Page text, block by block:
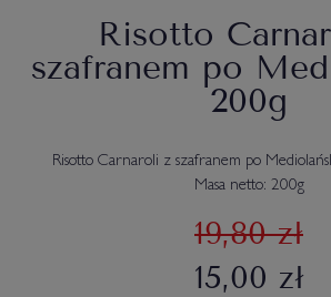
Risotto
szafranem po
200g
Risotto Carnaroli z szafranem po
Masa netto: 200g
19,80 zł
15,00 zł